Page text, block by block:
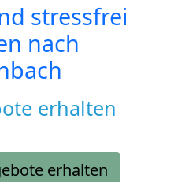
stressfrei
nach
erhalten
erhalten